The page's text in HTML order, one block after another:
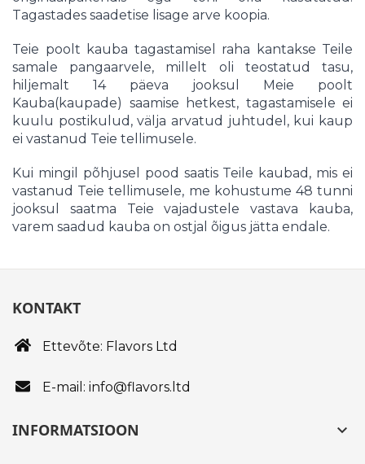
Tagastades saadetise lisage arve koopia.
Teie poolt kauba tagastamisel raha kantakse Teile
samale pangaarvele, millelt oli teostatud tasu,
hiljemalt 14 päeva jooksul Meie poolt
Kauba(kaupade) saamise hetkest, tagastamisele ei
kuulu postikulud, välja arvatud juhtudel, kui kaup
ei vastanud Teie tellimusele.
Kui mingil põhjusel pood saatis Teile kaubad, mis ei
vastanud Teie tellimusele, me kohustume 48 tunni
jooksul saatma Teie vajadustele vastava kauba,
varem saadud kauba on ostjal õigus jätta endale.
KONTAKT
Ettevõte: Flavors Ltd
E-mail: info@flavors.ltd
INFORMATSIOON keyboard_arrow_down